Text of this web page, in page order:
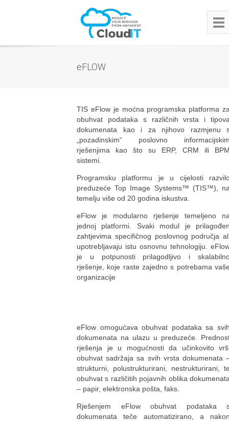
eFLOW
TIS eFlow je moćna programska platforma
obuhvat podataka s različnih vrsta i
dokumenata kao i za njihovo razmjenu
„pozadinskim“ poslovno
rješenjima kao što su ERP, CRM ili
sistemi.
Programsku platformu je u cijelosti
preduzeće Top Image Systems™ (TIS™),
temelju više od 20 godina iskustva.
eFlow je modularno rješenje temeljeno
jednoj platformi. Svaki modul je
zahtjevima specifičnog poslovnog područja
upotrebljavaju istu osnovnu tehnologiju.
je u potpunosti prilagodljivo i
rješenje, koje raste zajedno s potrebama
organizacije
eFlow omogućava obuhvat podataka sa
dokumenata na ulazu u preduzeće.
rješenja je u mogućnosti da učinkovito
obuhvat sadržaja sa svih vrsta dokumenata
strukturni, polustrukturirani, nestrukturirani,
obuhvat s različitih pojavnih oblika
– papir, elektronska pošta, faks.
Rješenjem eFlow obuhvat podataka
dokumenata teče automatizirano, a